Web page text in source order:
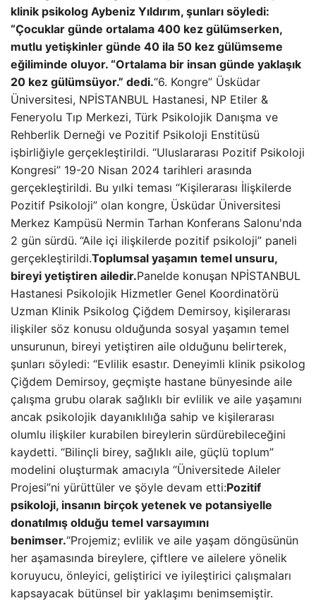
klinik psikolog Aybeniz Yıldırım, şunları söyledi:
“Çocuklar günde ortalama 400 kez gülümserken,
mutlu yetişkinler günde 40 ila 50 kez gülümseme
eğiliminde oluyor. “Ortalama bir insan günde yaklaşık
20 kez gülümsüyor.” dedi.“6. Kongre” Üsküdar
Üniversitesi, NPİSTANBUL Hastanesi, NP Etiler &
Feneryolu Tıp Merkezi, Türk Psikolojik Danışma ve
Rehberlik Derneği ve Pozitif Psikoloji Enstitüsü
işbirliğiyle gerçekleştirildi. “Uluslararası Pozitif Psikoloji
Kongresi” 19-20 Nisan 2024 tarihleri ​​arasında
gerçekleştirildi. Bu yılki teması “Kişilerarası İlişkilerde
Pozitif Psikoloji” olan kongre, Üsküdar Üniversitesi
Merkez Kampüsü Nermin Tarhan Konferans Salonu'nda
2 gün sürdü. “Aile içi ilişkilerde pozitif psikoloji” paneli
gerçekleştirildi.Toplumsal yaşamın temel unsuru,
bireyi yetiştiren ailedir.Panelde konuşan NPİSTANBUL
Hastanesi Psikolojik Hizmetler Genel Koordinatörü
Uzman Klinik Psikolog Çiğdem Demirsoy, kişilerarası
ilişkiler söz konusu olduğunda sosyal yaşamın temel
unsurunun, bireyi yetiştiren aile olduğunu belirterek,
şunları söyledi: “Evlilik esastır. Deneyimli klinik psikolog
Çiğdem Demirsoy, geçmişte hastane bünyesinde aile
çalışma grubu olarak sağlıklı bir evlilik ve aile yaşamını
ancak psikolojik dayanıklılığa sahip ve kişilerarası
olumlu ilişkiler kurabilen bireylerin sürdürebileceğini
kaydetti. “Bilinçli birey, sağlıklı aile, güçlü toplum”
modelini oluşturmak amacıyla “Üniversitede Aileler
Projesi”ni yürüttüler ve şöyle devam etti:Pozitif
psikoloji, insanın birçok yetenek ve potansiyelle
donatılmış olduğu temel varsayımını
benimser.“Projemiz; evlilik ve aile yaşam döngüsünün
her aşamasında bireylere, çiftlere ve ailelere yönelik
koruyucu, önleyici, geliştirici ve iyileştirici çalışmaları
kapsayacak bütünsel bir yaklaşımı benimsemiştir.